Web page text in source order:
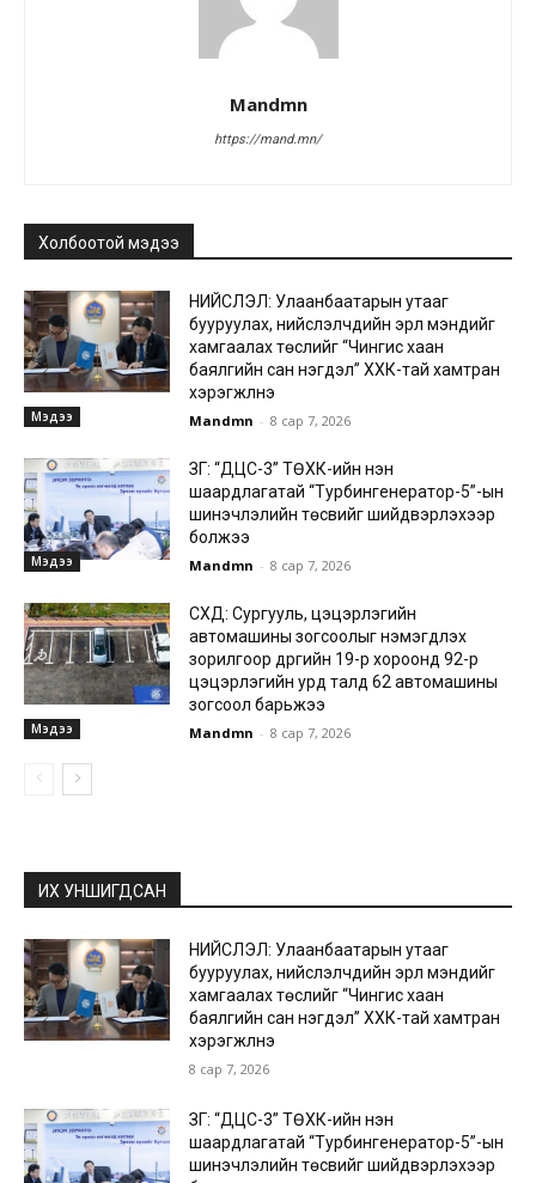
Mandmn
https://mand.mn/
Холбоотой мэдээ
Мэдээ
НИЙСЛЭЛ: Улаанбаатарын утааг
бууруулах, нийслэлчүүдийн эрүүл мэндийг
хамгаалах төслийг “Чингис хаан
баялгийн сан нэгдэл” ХХК-тай хамтран
хэрэгжүүлнэ
Mandmn - 8 сар 7, 2026
Мэдээ
ЗГ: “ДЦС-3” ТӨХК-ийн нэн
шаардлагатай “Турбингенератор-5”-ын
шинэчлэлийн төсвийг шийдвэрлэхээр
болжээ
Mandmn - 8 сар 7, 2026
Мэдээ
СХД: Сургууль, цэцэрлэгийн
автомашины зогсоолыг нэмэгдүүлэх
зорилгоор дүүргийн 19-р хороонд 92-р
цэцэрлэгийн урд талд 62 автомашины
зогсоол барьжээ
Mandmn - 8 сар 7, 2026
ИХ УНШИГДСАН
НИЙСЛЭЛ: Улаанбаатарын утааг
бууруулах, нийслэлчүүдийн эрүүл мэндийг
хамгаалах төслийг “Чингис хаан
баялгийн сан нэгдэл” ХХК-тай хамтран
хэрэгжүүлнэ
8 сар 7, 2026
ЗГ: “ДЦС-3” ТӨХК-ийн нэн
шаардлагатай “Турбингенератор-5”-ын
шинэчлэлийн төсвийг шийдвэрлэхээр